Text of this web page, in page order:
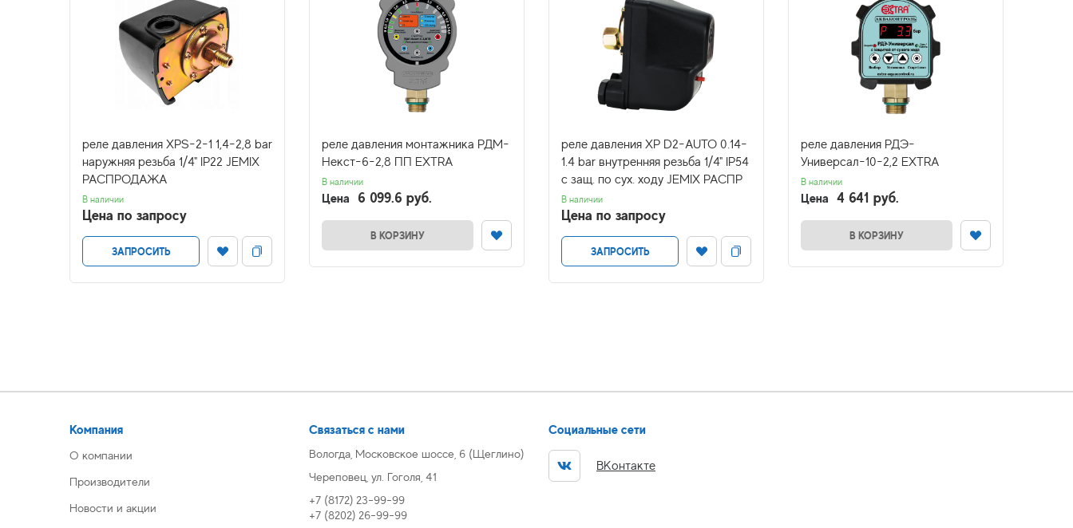
реле давления XPS-2-1 1,4-2,8 bar
наружняя резьба 1/4" IP22 JEMIX
РАСПРОДАЖА
В наличии
Цена по запросу
ЗАПРОСИТЬ
реле давления монтажника РДМ-
Некст-6-2,8 ПП EXTRA
В наличии
Цена 6 099.6 руб.
В КОРЗИНУ
реле давления XP D2-AUTO 0.14-
1.4 bar внутренняя резьба 1/4" IP54
с защ. по сух. ходу JEMIX РАСПР
В наличии
Цена по запросу
ЗАПРОСИТЬ
реле давления РДЭ-
Универсал-10-2,2 EXTRA
В наличии
Цена 4 641 руб.
В КОРЗИНУ
Компания
О компании
Производители
Новости и акции
Связаться с нами
Вологда, Московское шоссе, 6 (Щеглино)
Череповец, ул. Гоголя, 41
+7 (8172) 23-99-99
+7 (8202) 26-99-99
Социальные сети
ВКонтакте